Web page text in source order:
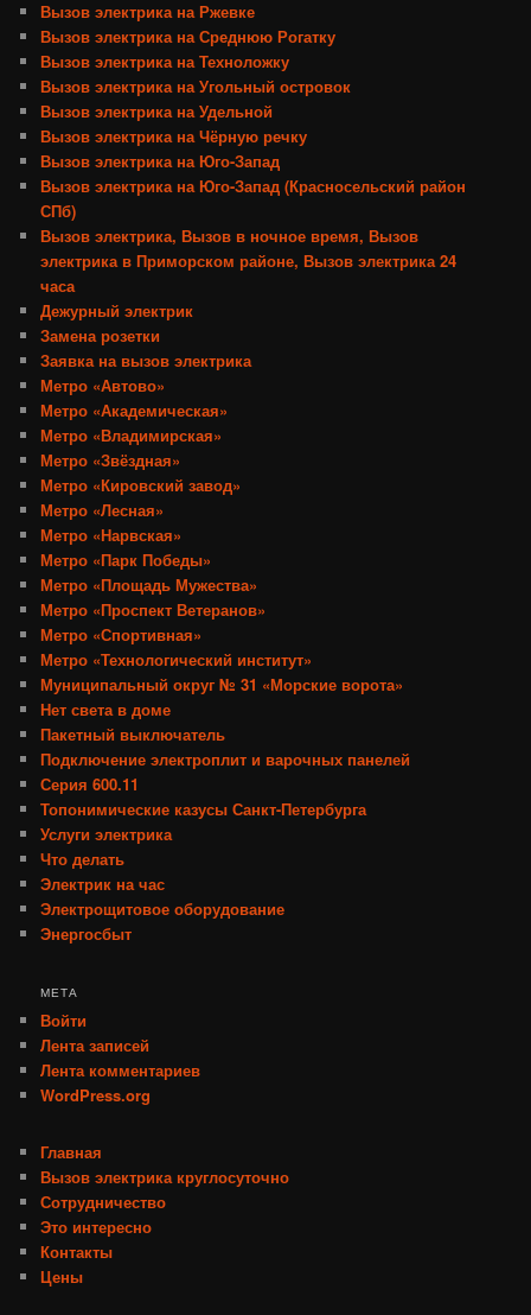
Вызов электрика на Ржевке
Вызов электрика на Среднюю Рогатку
Вызов электрика на Техноложку
Вызов электрика на Угольный островок
Вызов электрика на Удельной
Вызов электрика на Чёрную речку
Вызов электрика на Юго-Запад
Вызов электрика на Юго-Запад (Красносельский район
СПб)
Вызов электрика, Вызов в ночное время, Вызов
электрика в Приморском районе, Вызов электрика 24
часа
Дежурный электрик
Замена розетки
Заявка на вызов электрика
Метро «Автово»
Метро «Академическая»
Метро «Владимирская»
Метро «Звёздная»
Метро «Кировский завод»
Метро «Лесная»
Метро «Нарвская»
Метро «Парк Победы»
Метро «Площадь Мужества»
Метро «Проспект Ветеранов»
Метро «Спортивная»
Метро «Технологический институт»
Муниципальный округ № 31 «Морские ворота»
Нет света в доме
Пакетный выключатель
Подключение электроплит и варочных панелей
Серия 600.11
Топонимические казусы Санкт-Петербурга
Услуги электрика
Что делать
Электрик на час
Электрощитовое оборудование
Энергосбыт
МЕТА
Войти
Лента записей
Лента комментариев
WordPress.org
Главная
Вызов электрика круглосуточно
Сотрудничество
Это интересно
Контакты
Цены